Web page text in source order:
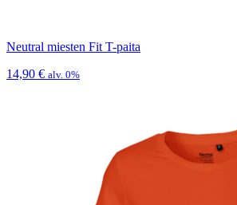
Neutral miesten Fit T-paita
14,90 € alv. 0%